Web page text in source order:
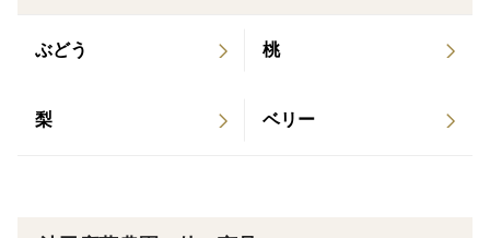
180ml
ぶどう 桃
梨 ベリー